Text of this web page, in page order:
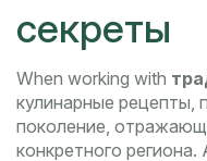
секреты
When working with
кулинарные рецепты,
поколение,
конкретного региона.